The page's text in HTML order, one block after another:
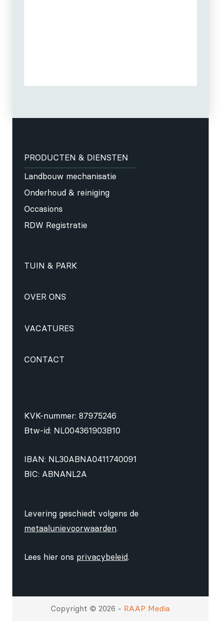
PRODUCTEN & DIENSTEN
Landbouw mechanisatie
Onderhoud & reiniging
Occasions
RDW Registratie
TUIN & PARK
OVER ONS
VACATURES
CONTACT
KVK-nummer: 87975246
Btw-id: NL004361903B10
IBAN: NL30ABNA0411740091
BIC: ABNANL2A
Levering geschiedt volgens de
metaalunievoorwaarden.
Lees hier ons privacybeleid.
Copyright © 2026 - RAAP Media